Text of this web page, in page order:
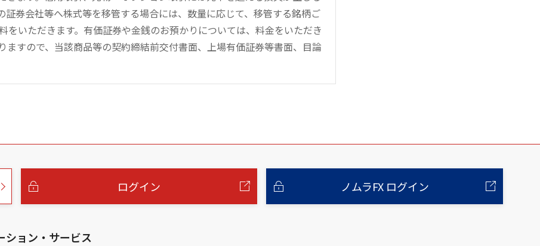
券会社等へ株式等を移管する場合には、数量に応じて、移管する銘柄ご
をいただきます。有価証券や金銭のお預かりについては、料金をいただき
すので、当該商品等の契約締結前交付書面、上場有価証券等書面、目論
ログイン ノムラFX ログイン
ション・サービス